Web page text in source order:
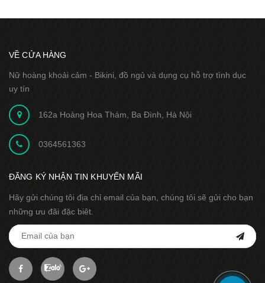
VỀ CỬA HÀNG
Nữ hoàng khoải cảm - Bikini, đồ ngủ và dụng cụ hỗ trợ tình dục
uy tín
162a Hoàng Hoa Thám, Ba Đình, Hà Nội
0364561363
ĐĂNG KÝ NHẬN TIN KHUYẾN MÃI
Hãy gửi chúng tôi địa chỉ email của bạn, chúng tôi sẽ gửi cho bạn
những ưu đãi đặc biêt.